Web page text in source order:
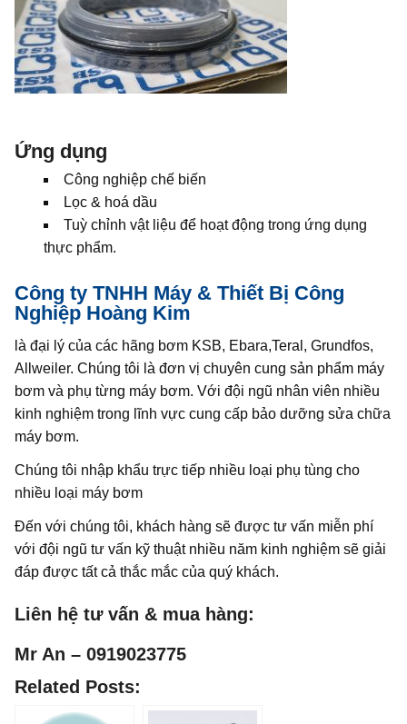
Ứng dụng
Công nghiệp chế biến
Lọc & hoá dầu
Tuỳ chỉnh vật liệu để hoạt động trong ứng dụng
thực phẩm.
Công ty TNHH Máy & Thiết Bị Công
Nghiệp Hoàng Kim
là đại lý của các hãng bơm KSB, Ebara,Teral, Grundfos,
Allweiler. Chúng tôi là đơn vị chuyên cung sản phẩm máy
bơm và phụ từng máy bơm. Với đội ngũ nhân viên nhiều
kinh nghiệm trong lĩnh vực cung cấp bảo dưỡng sửa chữa
máy bơm.
Chúng tôi nhập khẩu trực tiếp nhiều loại phụ tùng cho
nhiều loại máy bơm
Đến với chúng tôi, khách hàng sẽ được tư vấn miễn phí
với đội ngũ tư vấn kỹ thuật nhiều năm kinh nghiệm sẽ giải
đáp được tất cả thắc mắc của quý khách.
Liên hệ tư vấn & mua hàng:
Mr An – 0919023775
Related Posts: